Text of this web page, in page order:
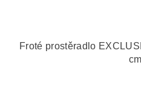
Froté prostěradlo
cm